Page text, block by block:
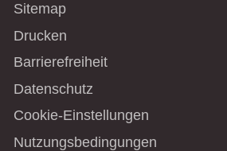
Sitemap
Drucken
Barrierefreiheit
Datenschutz
Cookie-Einstellungen
Nutzungsbedingungen